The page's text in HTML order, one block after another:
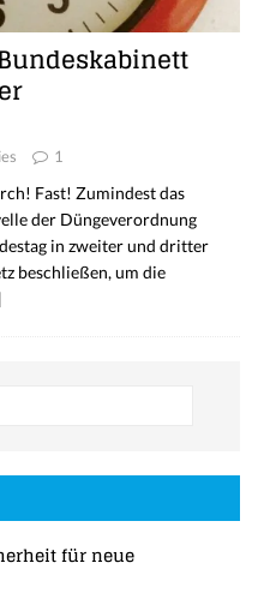
1
Fast! Zumindest das
der Düngeverordnung
in zweiter und dritter
beschließen, um die
für neue